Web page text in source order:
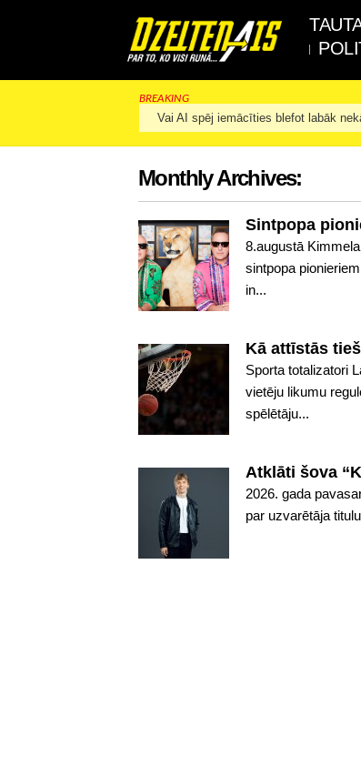
BREAKING
Vai AI spēj iemācīties blefot labāk
Monthly Archives:
Sintpopa
8.augustā
sintpopa
in...
Kā attīstās
Sporta totalizatori
vietēju likumu
spēlētāju...
Atklāti šova
2026. gada
par uzvarētāja